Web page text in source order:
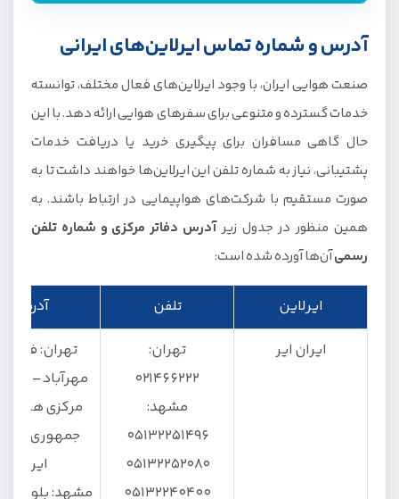
شرکت های هواپیمایی فعال ایران
1. هواپیمایی ایران ایر
4. هواپیمایی ایران ایرتور
5. هواپیمایی کیش
6. هواپیمایی قشم
8. هواپیمایی تابان
آدرس و شماره تماس ایرلاین‌های ایرانی
صنعت هوایی ایران، با وجود ایرلاین‌های فعال مختلف، توانسته
خدمات گسترده و متنوعی برای سفرهای هوایی ارائه دهد. با این
حال گاهی مسافران برای پیگیری خرید یا دریافت خدمات
پشتیبانی، نیاز به شماره تلفن این ایرلاین‌ها خواهند داشت تا به
صورت مستقیم با شرکت‌های هواپیمایی در ارتباط باشند. به
همین منظور در جدول زیرآدرس دفاتر مرکزی و شماره تلفن
رسمیآن‌ها آورده شده است:
ایرلاین تلفن
آدرس
ایران ایر
تهران:
۰۲۱۴۶۶۲۲۲
مشهد:
05132251496
05132252080
05132240400
تهران:
مهرآباد –
مرکزی
جمهوری
ایران
مشهد: بلوار